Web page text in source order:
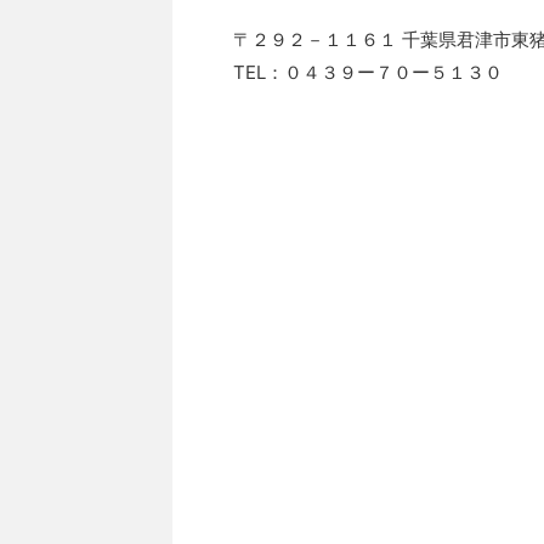
〒２９２－１１６１ 千葉県君津市東
TEL：０４３９ー７０ー５１３０